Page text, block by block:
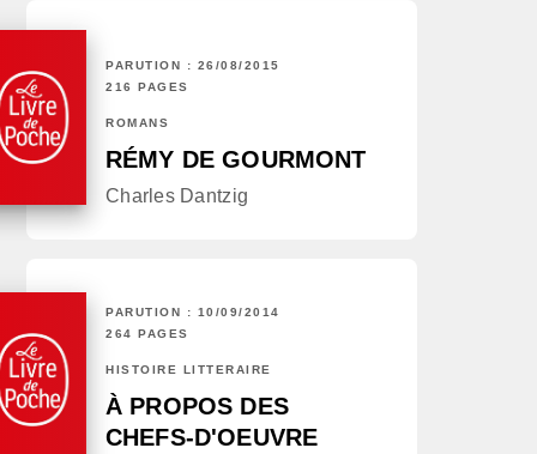
PARUTION : 26/08/2015
216 PAGES
ROMANS
RÉMY DE GOURMONT
Charles Dantzig
PARUTION : 10/09/2014
264 PAGES
HISTOIRE LITTÉRAIRE
À PROPOS DES
CHEFS-D'OEUVRE